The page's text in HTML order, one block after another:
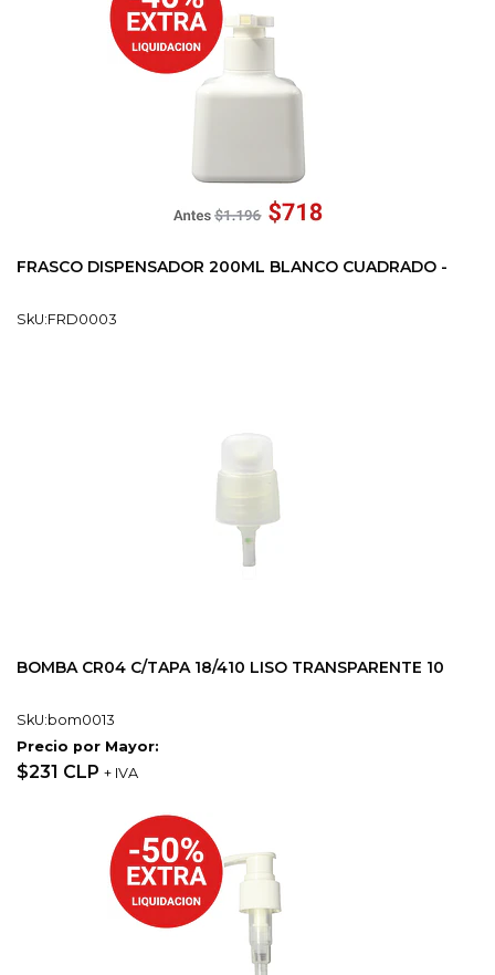
FRASCO DISPENSADOR 200ML BLANCO CUADRADO -
SkU:FRD0003
BOMBA CR04 C/TAPA 18/410 LISO TRANSPARENTE 10
SkU:bom0013
Precio por Mayor:
$231 CLP + IVA